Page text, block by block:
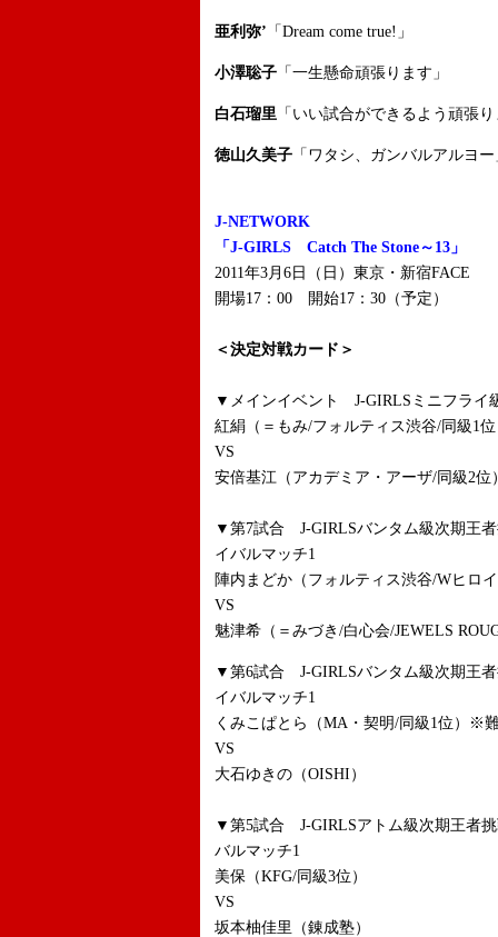
亜利弥’ 「Dream come true!」
小澤聡子 「一生懸命頑張ります」
白石瑠里 「いい試合ができるよう頑張
徳山久美子 「ワタシ、ガンバルアルヨー
J-NETWORK
「J-GIRLS Catch The Stone～13」
2011年3月6日（日）東京・新宿FACE
開場17：00 開始17：30（予定）
＜決定対戦カード＞
▼メインイベント J-GIRLSミニフライ
紅絹（＝もみ/フォルティス渋谷/同級1
VS
安倍基江（アカデミア・アーザ/同級2位
▼第7試合 J-GIRLSバンタム級次期王
イバルマッチ1
陣内まどか（フォルティス渋谷/Wヒロ
VS
魅津希（＝みづき/白心会/JEWELS
▼第6試合 J-GIRLSバンタム級次期王
イバルマッチ1
くみこぱとら（MA・契明/同級1位）※
VS
大石ゆきの（OISHI）
▼第5試合 J-GIRLSアトム級次期王者
バルマッチ1
美保（KFG/同級3位）
VS
坂本柚佳里（錬成塾）